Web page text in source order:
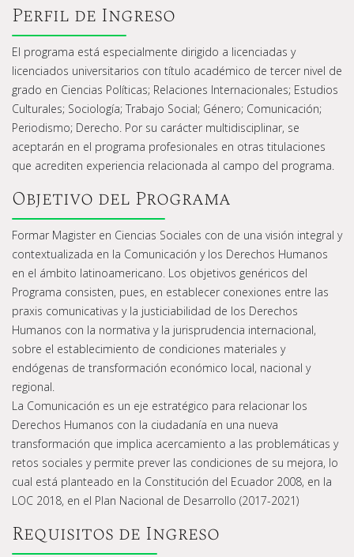
Perfil de Ingreso
El programa está especialmente dirigido a licenciadas y
licenciados universitarios con título académico de tercer nivel de
grado en Ciencias Políticas; Relaciones Internacionales; Estudios
Culturales; Sociología; Trabajo Social; Género; Comunicación;
Periodismo; Derecho. Por su carácter multidisciplinar, se
aceptarán en el programa profesionales en otras titulaciones
que acrediten experiencia relacionada al campo del programa.
Objetivo del Programa
Formar Magister en Ciencias Sociales con de una visión integral y
contextualizada en la Comunicación y los Derechos Humanos
en el ámbito latinoamericano. Los objetivos genéricos del
Programa consisten, pues, en establecer conexiones entre las
praxis comunicativas y la justiciabilidad de los Derechos
Humanos con la normativa y la jurisprudencia internacional,
sobre el establecimiento de condiciones materiales y
endógenas de transformación económico local, nacional y
regional.
La Comunicación es un eje estratégico para relacionar los
Derechos Humanos con la ciudadanía en una nueva
transformación que implica acercamiento a las problemáticas y
retos sociales y permite prever las condiciones de su mejora, lo
cual está planteado en la Constitución del Ecuador 2008, en la
LOC 2018, en el Plan Nacional de Desarrollo (2017-2021)
Requisitos de Ingreso